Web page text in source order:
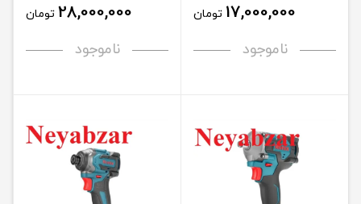
17,000,000 تومان
ناموجود
28,000,000 تومان
ناموجود